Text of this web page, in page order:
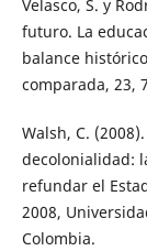
Velasco, S. y
futuro. La
balance
comparada, 23,
Walsh, C.
decolonialidad:
refundar el
2008,
Colombia.